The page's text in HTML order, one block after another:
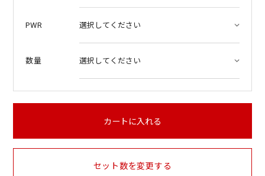
PWR
数量
カートに入れる
セット数を変更する